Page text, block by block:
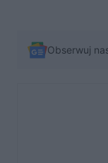
Obserwuj